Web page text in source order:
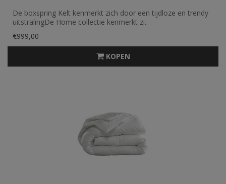
De boxspring Kelt kenmerkt zich door een tijdloze en trendy
uitstralingDe Home collectie kenmerkt zi..
€999,00
KOPEN